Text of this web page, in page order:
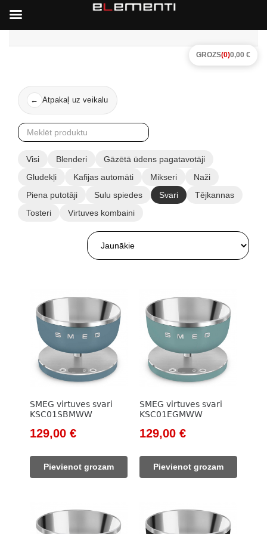
← Atpakaļ uz veikalu
Visi Blenderi
Gāzētā ūdens pagatavotāji
Gludekļi
Kafijas automāti Mikseri
Naži
Piena putotāji
Sulu spiedes Svari
Tējkannas
Tosteri
Virtuves kombaini
SMEG virtuves svari
KSC01SBMWW
Original
was:
148,00 €.
129,00 €Current
Pievienot grozam
SMEG virtuves svari
KSC01EGMWW
Original
was:
148,00 €.
129,00 €Current
Pievienot grozam
GROZS(0)0,00 €